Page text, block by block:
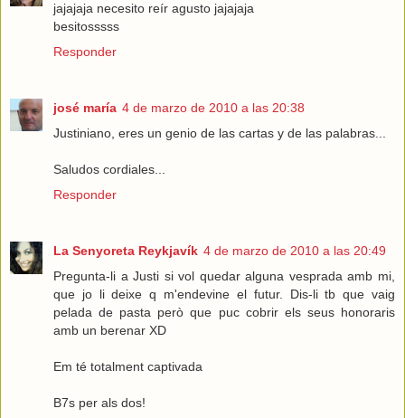
jajajaja necesito reír agusto jajajaja
besitosssss
Responder
josé maría 4 de marzo de 2010 a las 20:38
Justiniano, eres un genio de las cartas y de las palabras...
Saludos cordiales...
Responder
La Senyoreta Reykjavík 4 de marzo de 2010 a las 20:49
Pregunta-li a Justi si vol quedar alguna vesprada amb mi,
que jo li deixe q m'endevine el futur. Dis-li tb que vaig
pelada de pasta però que puc cobrir els seus honoraris
amb un berenar XD
Em té totalment captivada
B7s per als dos!